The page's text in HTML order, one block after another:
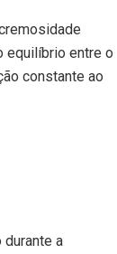
equilíbrio entre o
constante ao
a